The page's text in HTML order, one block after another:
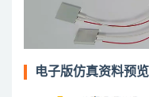
电子版仿真资料预览